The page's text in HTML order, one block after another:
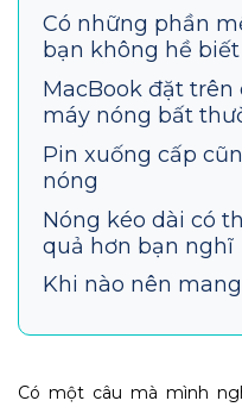
Có những phần
bạn không hề biết
MacBook đặt
máy nóng bất
Pin xuống cấp
nóng
Nóng kéo dài có
quả hơn bạn nghĩ
Khi nào nên
Có một câu mà mình